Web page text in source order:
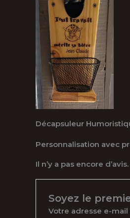
Décapsuleur
Personnalisation avec
Il n’y a pas encore d’avis.
Soyez le
Votre adresse e-mail